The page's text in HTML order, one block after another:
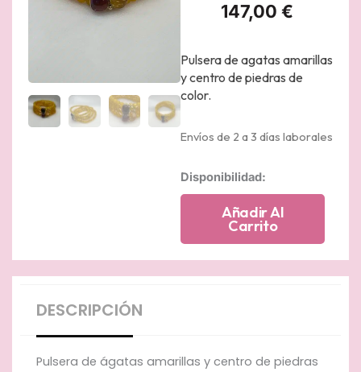
147,00 €
Pulsera de agatas amarillas
y centro de piedras de
color.
Envíos de 2 a 3 días laborales
Disponibilidad:
Pulsera
y
Añadir Al
Carrito
DESCRIPCIÓN
Pulsera de ágatas amarillas y centro de piedras